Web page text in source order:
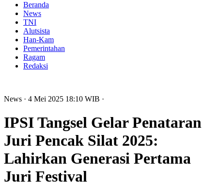
Beranda
News
TNI
Alutsista
Han-Kam
Pemerintahan
Ragam
Redaksi
News · 4 Mei 2025 18:10 WIB ·
IPSI Tangsel Gelar Penataran
Juri Pencak Silat 2025:
Lahirkan Generasi Pertama
Juri Festival